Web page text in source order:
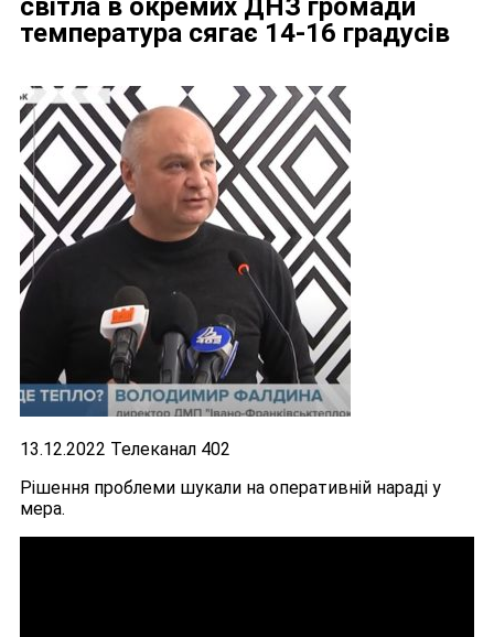
світла в окремих ДНЗ громади
температура сягає 14-16 градусів
13.12.2022 Телеканал 402
Рішення проблеми шукали на оперативній нараді у
мера.